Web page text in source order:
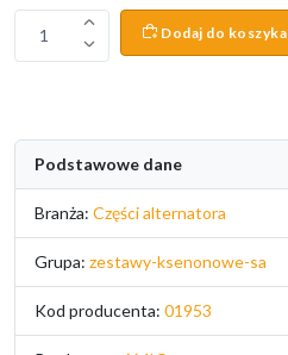
1 Dodaj do koszyka
Podstawowe dane
Branża: Części alternatora
Grupa: zestawy-ksenonowe-sa
Kod producenta: 01953